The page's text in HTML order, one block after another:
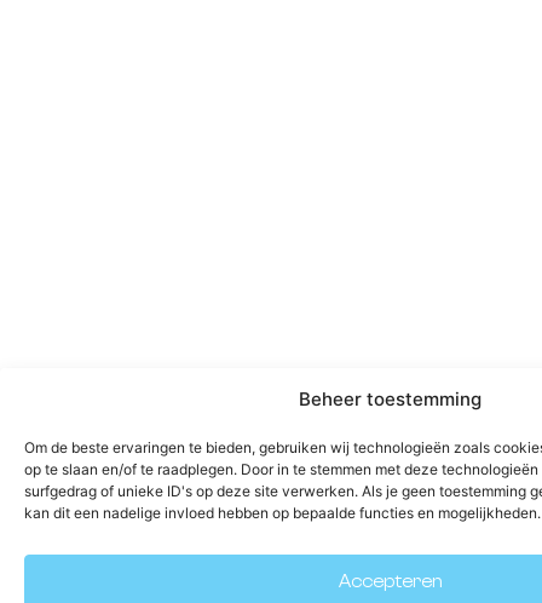
Beheer toestemming
Om de beste ervaringen te bieden, gebruiken wij technologieën zoals
op te slaan en/of te raadplegen. Door in te stemmen met deze
surfgedrag of unieke ID's op deze site verwerken. Als je geen toestemming
kan dit een nadelige invloed hebben op bepaalde functies en mogelijkheden.
Accepteren